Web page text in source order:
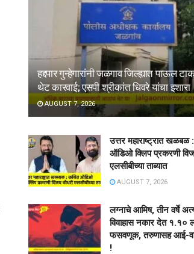
हद्दपार गुन्हेगारांनी जळगाव जिल्ह्यात पाऊल
थेट कारवाई; एसपी श्रीकांत धिवरे यांचा इशारा
AUGUST 7, 2026
उत्तर महाराष्ट्रात
ऑडिओ क्लिप प्रकरणी
एलसीबीच्या ताब्यात
AUGUST 7, 2026
लग्नाचे आमिष, तीन वर्षे
विवाहास नकार देत १.१०
फसवणूक, तरुणासह आई-
!